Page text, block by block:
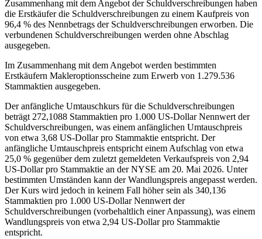
Zusammenhang mit dem Angebot der Schuldverschreibungen haben
die Erstkäufer die Schuldverschreibungen zu einem Kaufpreis von
96,4 % des Nennbetrags der Schuldverschreibungen erworben. Die
verbundenen Schuldverschreibungen werden ohne Abschlag
ausgegeben.
Im Zusammenhang mit dem Angebot werden bestimmten
Erstkäufern Makleroptionsscheine zum Erwerb von 1.279.536
Stammaktien ausgegeben.
Der anfängliche Umtauschkurs für die Schuldverschreibungen
beträgt 272,1088 Stammaktien pro 1.000 US-Dollar Nennwert der
Schuldverschreibungen, was einem anfänglichen Umtauschpreis
von etwa 3,68 US-Dollar pro Stammaktie entspricht. Der
anfängliche Umtauschpreis entspricht einem Aufschlag von etwa
25,0 % gegenüber dem zuletzt gemeldeten Verkaufspreis von 2,94
US-Dollar pro Stammaktie an der NYSE am 20. Mai 2026. Unter
bestimmten Umständen kann der Wandlungspreis angepasst werden.
Der Kurs wird jedoch in keinem Fall höher sein als 340,136
Stammaktien pro 1.000 US-Dollar Nennwert der
Schuldverschreibungen (vorbehaltlich einer Anpassung), was einem
Wandlungspreis von etwa 2,94 US-Dollar pro Stammaktie
entspricht.